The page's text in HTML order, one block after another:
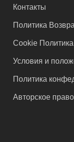
Контакты
Политика
Cookie Политика
Условия и
Политика
Авторское право